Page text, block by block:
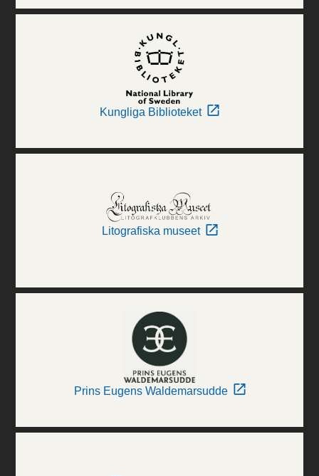
Kungliga Biblioteket
Litografiska museet
Prins Eugens Waldemarsudde